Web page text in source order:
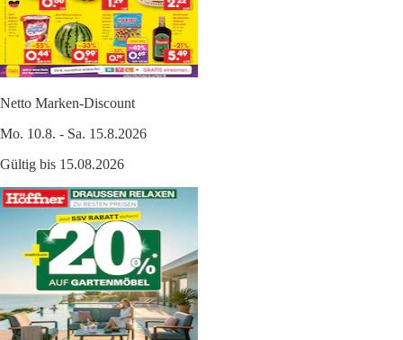
Netto Marken-Discount
Mo. 10.8. - Sa. 15.8.2026
Gültig bis 15.08.2026